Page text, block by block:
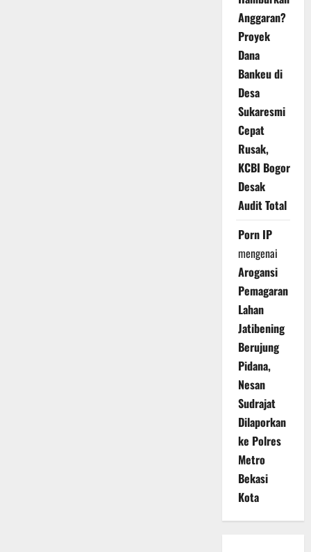
Anggaran?
Proyek
Dana
Bankeu di
Desa
Sukaresmi
Cepat
Rusak,
KCBI Bogor
Desak
Audit Total
Porn IP
mengenai
Arogansi
Pemagaran
Lahan
Jatibening
Berujung
Pidana,
Nesan
Sudrajat
Dilaporkan
ke Polres
Metro
Bekasi
Kota